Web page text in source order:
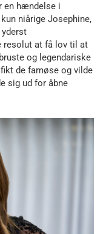
en hændelse i
niårige Josephine,
resolut at få lov til at
og legendariske
de famøse og vilde
sig ud for åbne